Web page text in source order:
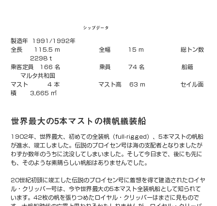
シップデータ
製造年  1991/1992年
全長      115.5 m                    全幅         15 m                   総トン数
2298 t
乗客定員   166 名                    乗員         74 名                   船籍
     マルタ共和国
マスト          4 本                    マスト高    63 m                  セイル面
積       3,665 ㎡
世界最大の5本マストの横帆艤装船
1902年、世界最大、初めての全装帆（full-rigged）、5本マストの帆船
が進水、竣工しました。伝説のプロイセン号は海の支配者となりましたが
わずか数年のうちに沈没してしまいました。そして今日まで、後にも先に
も、そのような素晴らしい帆船はありませんでした。
20世紀初頭に竣工した伝説のプロイセン号に着想を得て建造されたロイヤ
ル・クリッパー号は、今や世界最大の5本マスト全装帆船として知られて
います。42枚の帆を張りつめたロイヤル・クリッパーはまさに見もので